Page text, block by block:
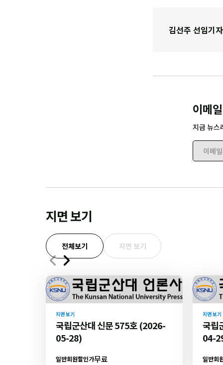
김선주 선임기자
이메
지금 뉴스
이메일
지면 보기
전체보기 지면 보기
지면 보기
국립군산대 신문 575호 (2026-
05-28)
일반회원할인가무료
지면 보기
국립
04-
일반회